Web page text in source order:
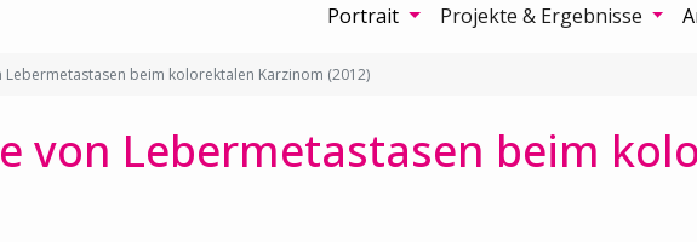
Portrait Projekte & Ergebnisse
Lebermetastasen beim kolorektalen Karzinom (2012)
von Lebermetastasen beim